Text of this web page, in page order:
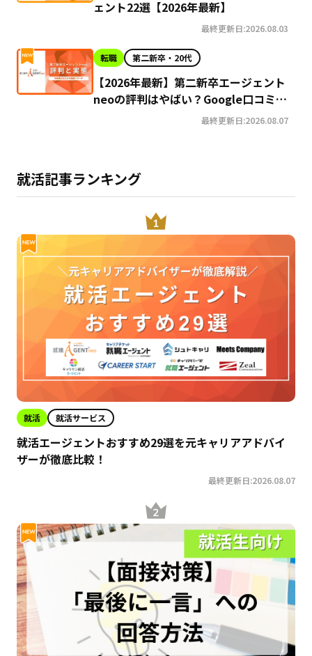
ェント22選【2026年最新】
最終更新日:2026.08.03
転職 第二新卒・20代
【2026年最新】第二新卒エージェント
neoの評判はやばい？Google口コミ高
評価の真実と利用の注意点を徹底解説
最終更新日:2026.08.07
就活記事ランキング
就活 就活サービス
就活エージェントおすすめ29選を元キャリアアドバイ
ザーが徹底比較！
最終更新日:2026.08.07